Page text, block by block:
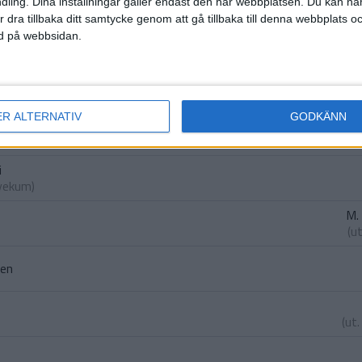
dra tillbaka ditt samtycke genom att gå tillbaka till denna webbplats
på webbsidan.
ALTERNATIV GODKÄNN
)
)
(ut.